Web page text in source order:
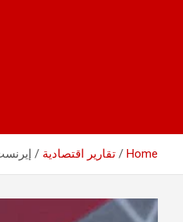
Home تقارير اقتصادية